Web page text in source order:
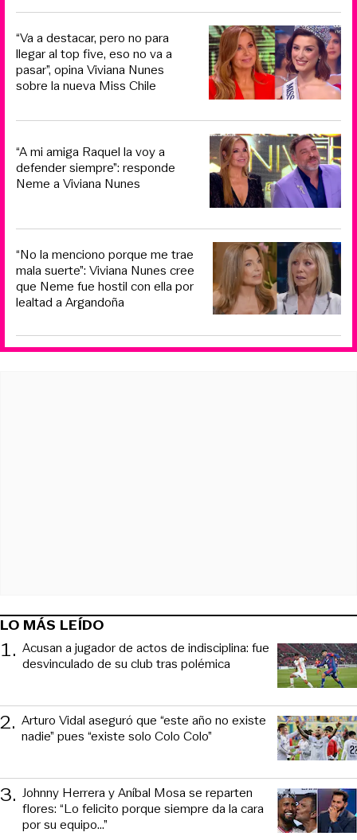
“Va a destacar, pero no para
llegar al top five, eso no va a
pasar”, opina Viviana Nunes
sobre la nueva Miss Chile
“A mi amiga Raquel la voy a
defender siempre”: responde
Neme a Viviana Nunes
“No la menciono porque me trae
mala suerte”: Viviana Nunes cree
que Neme fue hostil con ella por
lealtad a Argandoña
LO MÁS LEÍDO
1. Acusan a jugador de actos de indisciplina: fue
desvinculado de su club tras polémica
2. Arturo Vidal aseguró que “este año no existe
nadie” pues “existe solo Colo Colo”
3. Johnny Herrera y Aníbal Mosa se reparten
flores: “Lo felicito porque siempre da la cara
por su equipo…”